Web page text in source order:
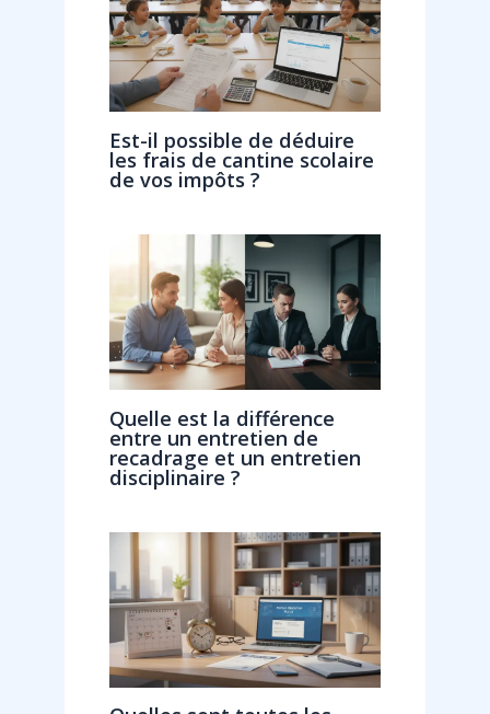
Est-il possible de déduire
les frais de cantine scolaire
de vos impôts ?
Quelle est la différence
entre un entretien de
recadrage et un entretien
disciplinaire ?